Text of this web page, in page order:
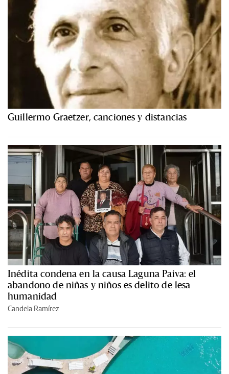
Guillermo Graetzer, canciones y distancias
Inédita condena en la causa Laguna Paiva: el
abandono de niñas y niños es delito de lesa
humanidad
Candela Ramírez